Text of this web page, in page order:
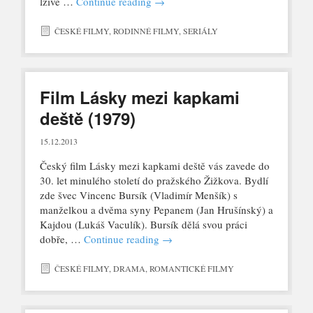
ČESKÉ FILMY,RODINNÉ FILMY,SERIÁLY
Film Lásky mezi kapkami
deště (1979)
15.12.2013
Český film Lásky mezi kapkami deště vás zavede do
30. let minulého století do pražského Žižkova. Bydlí
zde švec Vincenc Bursík (Vladimír Menšík) s
manželkou a dvěma syny Pepanem (Jan Hrušínský) a
Kajdou (Lukáš Vaculík). Bursík dělá svou práci
dobře, … Continue reading →
ČESKÉ FILMY, DRAMA ROMANTICKÉ FILMY